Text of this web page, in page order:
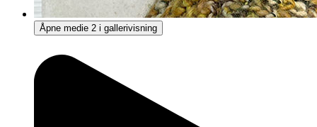
Åpne medie 2 i gallerivisning